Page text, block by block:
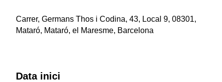
Carrer, Germans Thos i Codina, 43, Local 9, 08301,
Mataró, Mataró, el Maresme, Barcelona
Data inici